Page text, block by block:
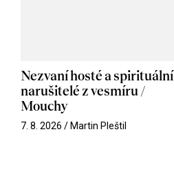
Nezvaní hosté a spirituální
narušitelé z vesmíru /
Mouchy
7. 8. 2026 / Martin Pleštil